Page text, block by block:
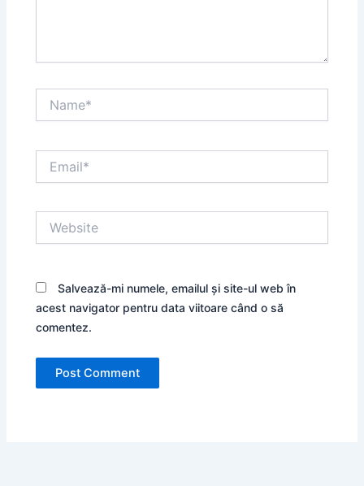
Salvează-mi numele, emailul și site-ul web în
acest navigator pentru data viitoare când o să
comentez.